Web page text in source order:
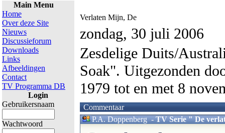
Main Menu
Home
Over deze Site
Nieuws
Discussieforum
Downloads
Links
Afbeeldingen
Contact
TV Programma DB
Login
Gebruikersnaam
Wachtwoord
Verlaten Mijn, De
zondag, 30 juli 2006
Zesdelige Duits/
Soak". Uitgezonden
1979 tot en met 8
Commentaar
P.A. Doppenberg-TV Serie " De